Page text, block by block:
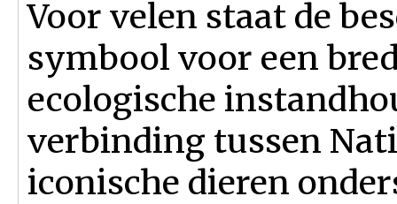
Voor velen staat de
symbool voor een
ecologische
verbinding tussen
iconische dieren